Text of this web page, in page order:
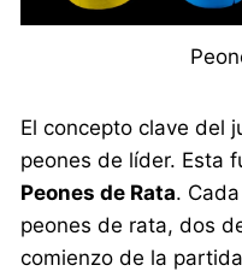
El concepto clave del
peones de líder. Esta
Peones de Rata.
peones de rata, dos
comienzo de la